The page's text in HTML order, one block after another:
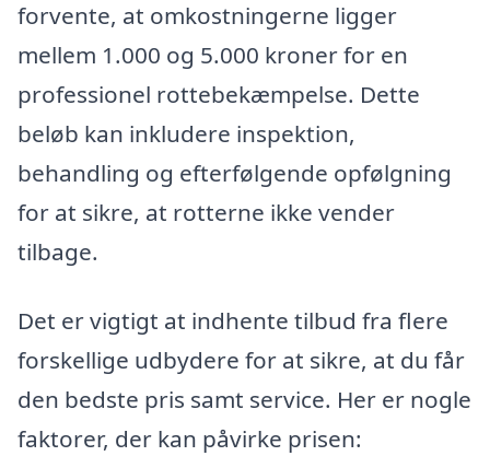
forvente, at omkostningerne ligger
mellem 1.000 og 5.000 kroner for en
professionel rottebekæmpelse. Dette
beløb kan inkludere inspektion,
behandling og efterfølgende opfølgning
for at sikre, at rotterne ikke vender
tilbage.
Det er vigtigt at indhente tilbud fra flere
forskellige udbydere for at sikre, at du får
den bedste pris samt service. Her er nogle
faktorer, der kan påvirke prisen: